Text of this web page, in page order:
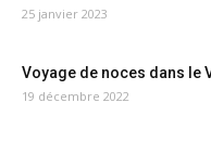
25 janvier 2023
Voyage de noces dans le
19 décembre 2022